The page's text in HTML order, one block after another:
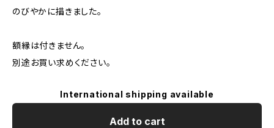
のびやかに描きました。
額縁は付きません。
別途お買い求めください。
International shipping available
Add to cart